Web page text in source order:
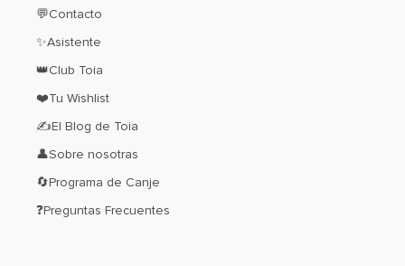
💬Contacto
✨Asistente
👑Club Toia
❤️Tu Wishlist
✍El Blog de Toia
👤Sobre nosotras
🔄Programa de Canje
❓Preguntas Frecuentes